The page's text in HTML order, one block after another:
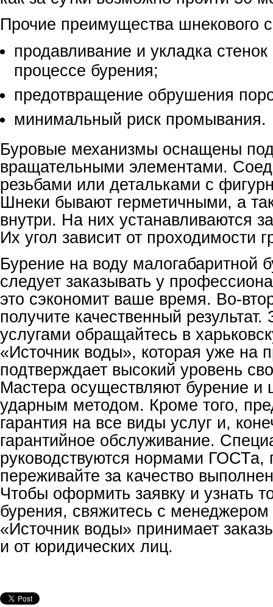
Прочие преимущества шнекового
продавливание и укладка
процессе бурения;
предотвращение обрушения
минимальный риск промывания.
Буровые механизмы оснащены
вращательными элементами.
резьбами или детальками с
Шнеки бывают герметичными, а
внутри. На них устанавливаются
Их угол зависит от проходимости
Бурение на воду малогабаритной
следует заказывать у
это сэкономит ваше время. Во-
получите качественный
услугами обращайтесь в
«Источник воды», которая уже на
подтверждает высокий уровень
Мастера осуществляют бурение
ударным методом. Кроме того,
гарантия на все виды услуг и,
гарантийное обслуживание.
руководствуются нормами ГОСТа,
переживайте за качество
Чтобы оформить заявку и узнать
бурения, свяжитесь с
«Источник воды» принимает
и от юридических лиц.